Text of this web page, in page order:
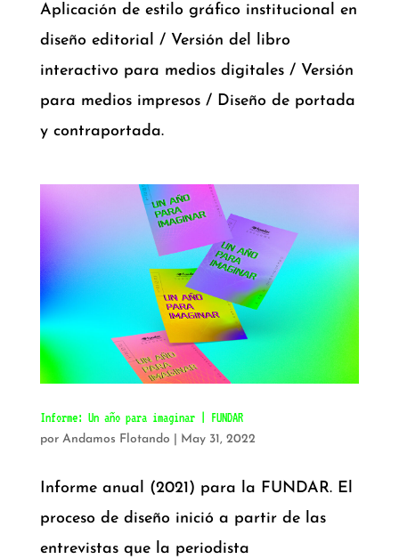
Aplicación de estilo gráfico institucional en
diseño editorial / Versión del libro
interactivo para medios digitales / Versión
para medios impresos / Diseño de portada
y contraportada.
Informe: Un año para imaginar | FUNDAR
por Andamos Flotando May 31, 2022
Informe anual (2021) para la FUNDAR. El
proceso de diseño inició a partir de las
entrevistas que la periodista